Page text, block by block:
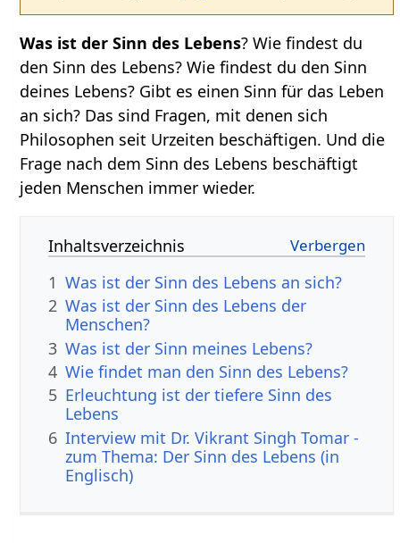
Was ist der Sinn des Lebens? Wie findest du
den Sinn des Lebens? Wie findest du den Sinn
deines Lebens? Gibt es einen Sinn für das Leben
an sich? Das sind Fragen, mit denen sich
Philosophen seit Urzeiten beschäftigen. Und die
Frage nach dem Sinn des Lebens beschäftigt
jeden Menschen immer wieder.
Inhaltsverzeichnis
1 Was ist der Sinn des Lebens an sich?
2 Was ist der Sinn des Lebens der
Menschen?
3 Was ist der Sinn meines Lebens?
4 Wie findet man den Sinn des Lebens?
5 Erleuchtung ist der tiefere Sinn des
Lebens
6 Interview mit Dr. Vikrant Singh Tomar -
zum Thema: Der Sinn des Lebens (in
Englisch)